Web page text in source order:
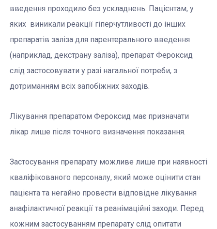
введення проходило без ускладнень. Пацієнтам, у
яких виникали реакції гіперчутливості до інших
препаратів заліза для парентерального введення
(наприклад, декстрану заліза), препарат Фероксид
слід застосовувати у разі нагальної потреби, з
дотриманням всіх запобіжних заходів.
Лікування препаратом Фероксид має призначати
лікар лише після точного визначення показання.
Застосування препарату можливе лише при наявності
кваліфікованого персоналу, який може оцінити стан
пацієнта та негайно провести відповідне лікування
анафілактичної реакції та реанімаційні заходи. Перед
кожним застосуванням препарату слід опитати